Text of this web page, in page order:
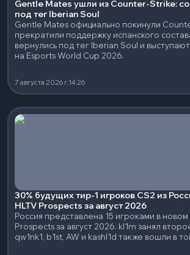
Gentle Mates ушли из Counter-Strike:
под тег Iberian Soul
Gentle Mates официально покинули
прекратили поддержку испанского
вернулись под тег Iberian Soul и
на Esports World Cup 2026.
7 августа 2026 г.14:26
30% будущих тир-1 игроков CS2 из
HLTV Prospects за август 2026
Россия представлена 15 игроками в новом
Prospects за август 2026. kl1m занял
qw1nk1, b1st, AW и kashl1d также вошли в